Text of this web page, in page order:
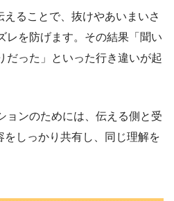
ることで、抜けやあいまいさ
レを防げます。その結果「聞い
だった」といった行き違いが起
ョンのためには、伝える側と受
しっかり共有し、同じ理解を